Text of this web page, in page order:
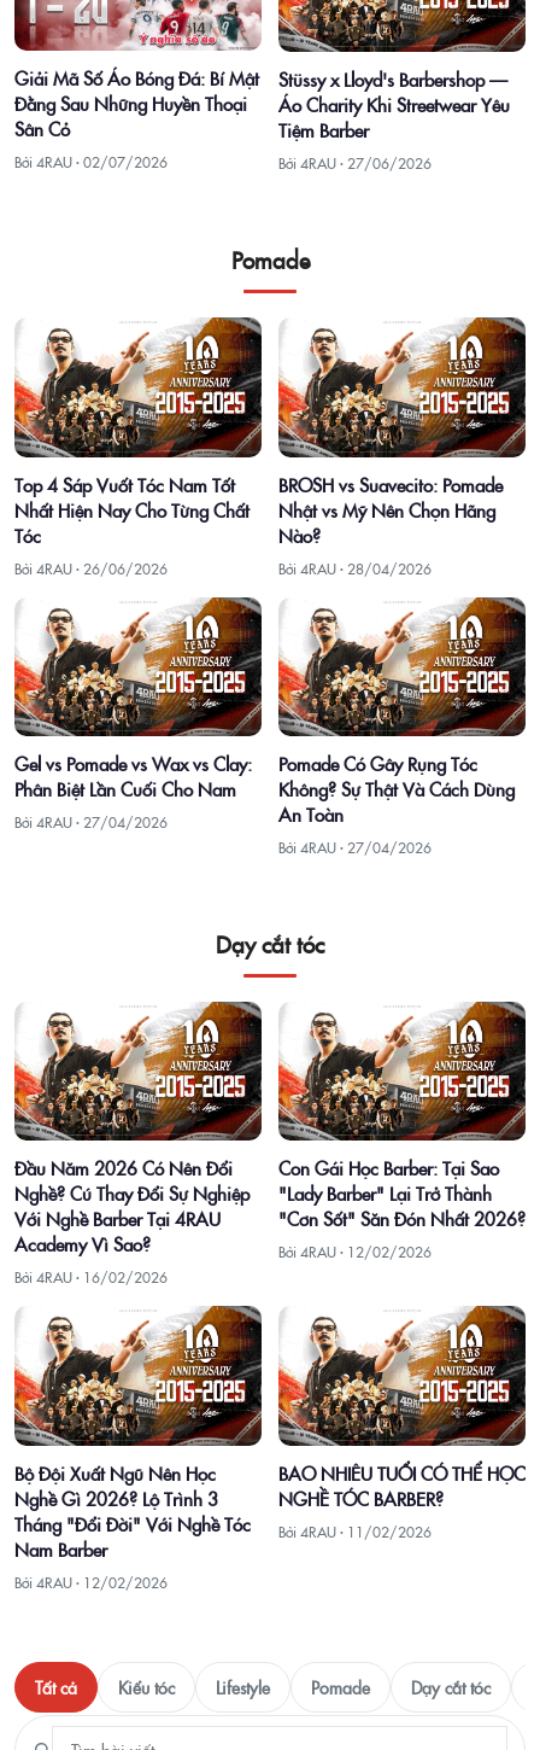
Giải Mã Số Áo Bóng Đá: Bí Mật
Đằng Sau Những Huyền Thoại
Sân Cỏ
Bởi 4RAU ·02/07/2026
Stüssy x Lloyd's Barbershop —
Áo Charity Khi Streetwear Yêu
Tiệm Barber
Bởi 4RAU · 27/06/2026
Pomade
Top 4 Sáp Vuốt Tóc Nam Tốt
Nhất Hiện Nay Cho Từng Chất
Tóc
Bởi 4RAU · 26/06/2026
BROSH vs Suavecito: Pomade
Nhật vs Mỹ Nên Chọn Hãng
Nào?
Bởi 4RAU · 28/04/2026
Gel vs Pomade vs Wax vs Clay:
Phân Biệt Lần Cuối Cho Nam
Bởi 4RAU · 27/04/2026
Pomade Có Gây Rụng Tóc
Không? Sự Thật Và Cách Dùng
An Toàn
Bởi 4RAU · 27/04/2026
Dạy cắt tóc
Đầu Năm 2026 Có Nên Đổi
Nghề? Cú Thay Đổi Sự Nghiệp
Với Nghề Barber Tại 4RAU
Academy Vì Sao?
Bởi 4RAU · 16/02/2026
Con Gái Học Barber: Tại Sao
"Lady Barber" Lại Trở Thành
"Cơn Sốt" Săn Đón Nhất 2026?
Bởi 4RAU · 12/02/2026
Bộ Đội Xuất Ngũ Nên Học
Nghề Gì 2026? Lộ Trình 3
Tháng "Đổi Đời" Với Nghề Tóc
Nam Barber
Bởi 4RAU · 12/02/2026
BAO NHIÊU TUỔI CÓ THỂ HỌC
NGHỀ TÓC BARBER?
Bởi 4RAU · 11/02/2026
Tất cả Kiểu tóc Lifestyle Pomade Dạy cắt tóc